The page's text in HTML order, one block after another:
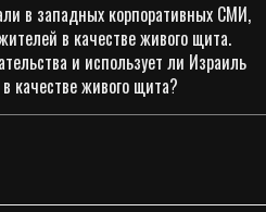
в западных корпоративных СМИ,
в качестве живого щита.
и использует ли Израиль
качестве живого щита?